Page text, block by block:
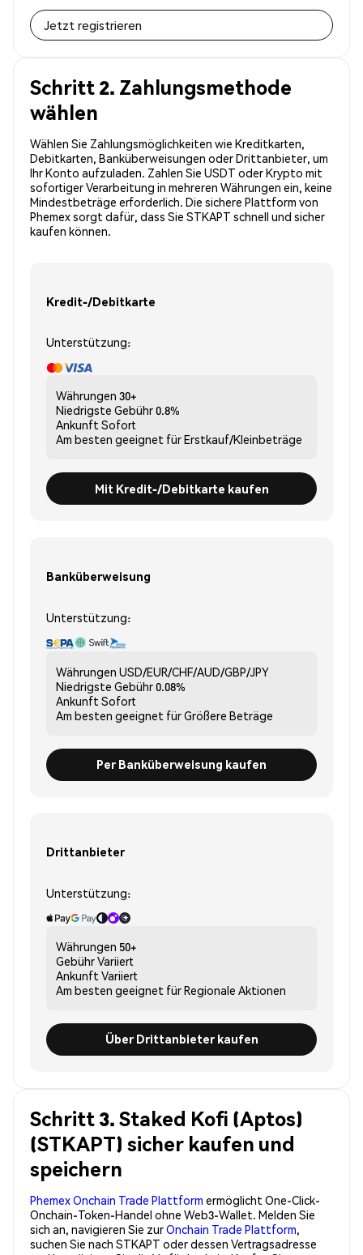
Jetzt registrieren
Schritt 2. Zahlungsmethode
wählen
Wählen Sie Zahlungsmöglichkeiten wie Kreditkarten,
Debitkarten, Banküberweisungen oder Drittanbieter, um
Ihr Konto aufzuladen. Zahlen Sie USDT oder Krypto mit
sofortiger Verarbeitung in mehreren Währungen ein, keine
Mindestbeträge erforderlich. Die sichere Plattform von
Phemex sorgt dafür, dass Sie STKAPT schnell und sicher
kaufen können.
Kredit-/Debitkarte
Unterstützung:
Währungen 30+
Niedrigste Gebühr0.8%
Ankunft Sofort
Am besten geeignet fürErstkauf/Kleinbeträge
Mit Kredit-/Debitkarte kaufen
Banküberweisung
Unterstützung:
Währungen USD/EUR/CHF/AUD/GBP/JPY
Niedrigste Gebühr0.08%
Ankunft Sofort
Am besten geeignet fürGrößere Beträge
Per Banküberweisung kaufen
Drittanbieter
Unterstützung:
Währungen 50+
GebührVariiert
Ankunft Variiert
Am besten geeignet fürRegionale Aktionen
Über Drittanbieter kaufen
Schritt 3. Staked Kofi (Aptos)
(STKAPT) sicher kaufen und
speichern
Phemex Onchain Trade Plattform ermöglicht One-Click-
Onchain-Token-Handel ohne Web3-Wallet. Melden Sie
sich an, navigieren Sie zurOnchain Trade Plattform,
suchen Sie nach STKAPT oder dessen Vertragsadresse